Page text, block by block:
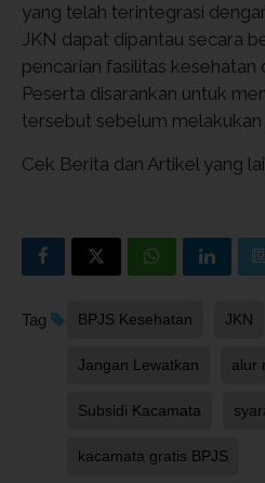
yang telah terintegrasi
JKN dapat dipantau secara
pencarian fasilitas kesehatan
Peserta disarankan untuk
tersebut sebelum
Cek Berita dan Artikel yang
Tag BPJS Kesehatan JKN
Jangan Lewatkan alur
Subsidi Kacamata
kacamata gratis BPJS